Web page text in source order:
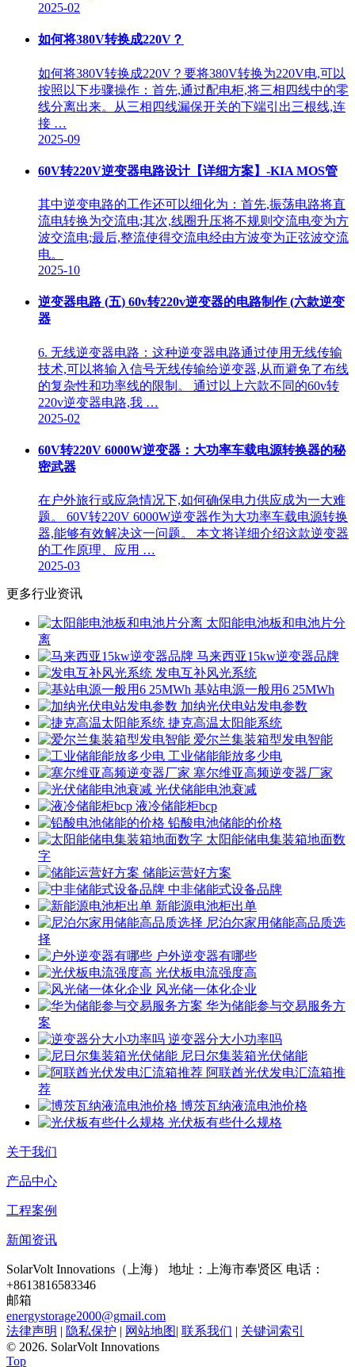
2025-02
如何将380V转换成220V？
如何将380V转换成220V？要将380V转换为220V电,可以
按照以下步骤操作：首先,通过配电柜,将三相四线中的零
线分离出来。从三相四线漏保开关的下端引出三根线,连
接 …
2025-09
60V转220V逆变器电路设计【详细方案】-KIA MOS管
其中逆变电路的工作还可以细化为：首先,振荡电路将直
流电转换为交流电;其次,线圈升压将不规则交流电变为方
波交流电;最后,整流使得交流电经由方波变为正弦波交流
电。
2025-10
逆变器电路 (五) 60v转220v逆变器的电路制作 (六款逆变
器
6. 无线逆变器电路：这种逆变器电路通过使用无线传输
技术,可以将输入信号无线传输给逆变器,从而避免了布线
的复杂性和功率线的限制。 通过以上六款不同的60v转
220v逆变器电路,我 …
2025-02
60V转220V 6000W逆变器：大功率车载电源转换器的秘
密武器
在户外旅行或应急情况下,如何确保电力供应成为一大难
题。 60V转220V 6000W逆变器作为大功率车载电源转换
器,能够有效解决这一问题。 本文将详细介绍这款逆变器
的工作原理、应用 …
2025-03
更多行业资讯
太阳能电池板和电池片分
离
马来西亚15kw逆变器品牌
发电互补风光系统
基站电源一般用6 25MWh
加纳光伏电站发电参数
捷克高温太阳能系统
爱尔兰集装箱型发电智能
工业储能能放多少电
塞尔维亚高频逆变器厂家
光伏储能电池衰减
液冷储能柜bcp
铅酸电池储能的价格
太阳能储电集装箱地面数
字
储能运营好方案
中非储能式设备品牌
新能源电池柜出单
尼泊尔家用储能高品质选
择
户外逆变器有哪些
光伏板电流强度高
风光储一体化企业
华为储能参与交易服务方
案
逆变器分大小功率吗
尼日尔集装箱光伏储能
阿联酋光伏发电汇流箱推
荐
博茨瓦纳液流电池价格
光伏板有些什么规格
关于我们
产品中心
工程案例
新闻资讯
SolarVolt Innovations（上海） 地址：上海市奉贤区 电话：
+8613816583346
邮箱
energystorage2000@gmail.com
法律声明 | 隐私保护 | 网站地图| 联系我们 | 关键词索引
© 2026. SolarVolt Innovations
Top